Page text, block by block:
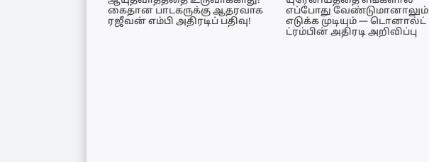
கைதான பாடகருக்கு ஆதரவாக
ரஜீவன் எம்பி அதிரடிப் பதிவு!
எப்போது வேண்டுமானாலும்
எடுக்க முடியும் — டொனால்ட்
ட்ரம்பின் அதிரடி அறிவிப்பு